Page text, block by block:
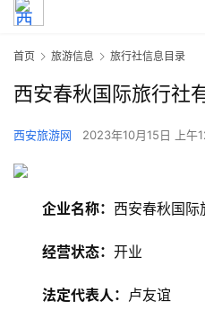
首页 旅游信息 旅行社信息目录
西安春秋国际旅行社
西安旅游网 2023年10月15日 上午
企业名称： 西安春秋国际
经营状态： 开业
法定代表人： 卢友谊